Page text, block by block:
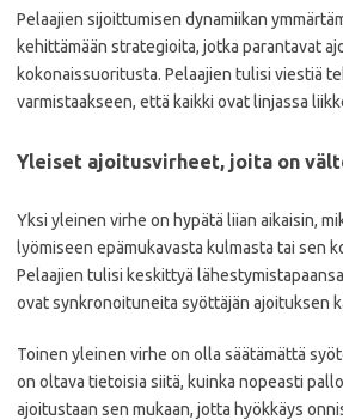
Pelaajien sijoittumisen dynamiikan
kehittämään strategioita, jotka parantavat
kokonaissuoritusta. Pelaajien tulisi viestiä
varmistaakseen, että kaikki ovat linjassa
Yleiset ajoitusvirheet, joita on
Yksi yleinen virhe on hypätä liian aikaisin,
lyömiseen epämukavasta kulmasta tai sen
Pelaajien tulisi keskittyä
ovat synkronoituneita syöttäjän ajoituksen
Toinen yleinen virhe on olla säätämättä
on oltava tietoisia siitä, kuinka nopeasti
ajoitustaan sen mukaan, jotta hyökkäys